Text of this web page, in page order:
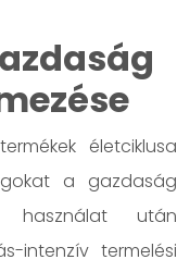
életciklusa
a gazdaság
után
intenzív termelési